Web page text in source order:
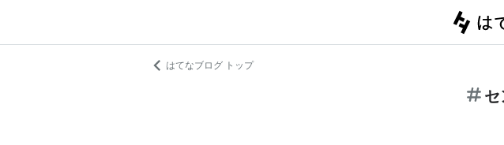
はてなブログ トップ